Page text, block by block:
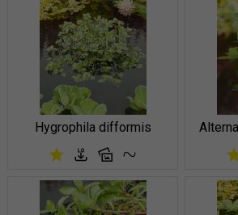
Hygrophila difformis